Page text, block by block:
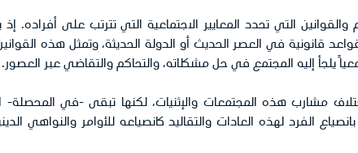
التي تحدد المعايير الاجتماعية التي تترتب على
قانونية في العصر الحديث أو الدولة الحديثة، وتمثل هذه
يلجأ إليه المجتمع في حل مشكلاته، والتحاكم والتقاضي عبر العصور.
مشارب هذه المجتمعات والإثنيات، لكنها تبقى -في المحصلة-
الفرد لهذه العادات والتقاليد كانصياعه للأوامر والنواهي